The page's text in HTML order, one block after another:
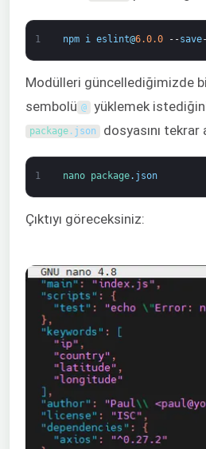
1 npm i eslint@6.0.0 --save-
Modülleri güncellediğimizde
sembolü @ yüklemek
package. json dosyasını tekrar
1 nano package. json
Çıktıyı göreceksiniz: